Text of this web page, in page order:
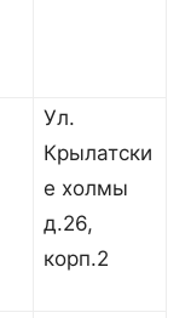
Ул.
Крылатски
е холмы
д.26,
корп.2